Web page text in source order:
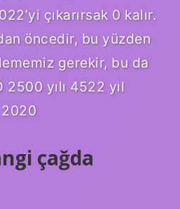
çıkarırsak 0 kalır.
öncedir, bu yüzden
gerekir, bu da
2500 yılı 4522 yıl
çağda